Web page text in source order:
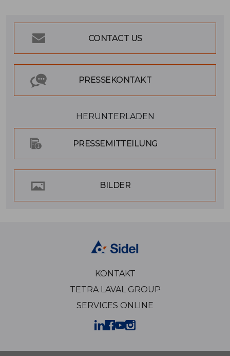
CONTACT US
PRESSEKONTAKT
HERUNTERLADEN
PRESSEMITTEILUNG
BILDER
KONTAKT
TETRA LAVAL GROUP
SERVICES ONLINE